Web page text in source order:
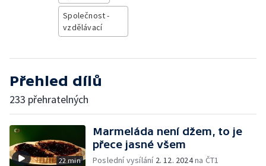
Společnost -
vzdělávací
Přehled dílů
233 přehratelných
22 min
Marmeláda není džem, to je
přece jasné všem
Poslední vysílání 2. 12. 2024na ČT1